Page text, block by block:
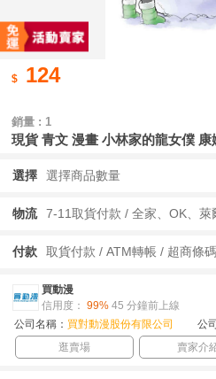
124
銷量 : 1
現貨 青文 漫畫 小林家的龍女僕 康
選擇 選擇商品數量
物流
付款 取貨付款 / ATM轉帳 / 超商條
買動漫
信用度： 99% 45 分鐘前上線
公司名稱： 買對動漫股份有限公司 公司
逛賣場
賣家介